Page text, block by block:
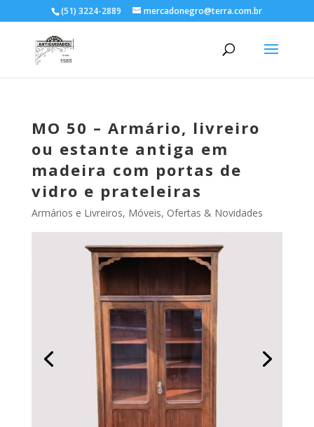
(51) 3224-2889 mercadonegro@terra.com.br
MO 50 – Armário, livreiro
ou estante antiga em
madeira com portas de
vidro e prateleiras
Armários e Livreiros, Móveis, Ofertas & Novidades